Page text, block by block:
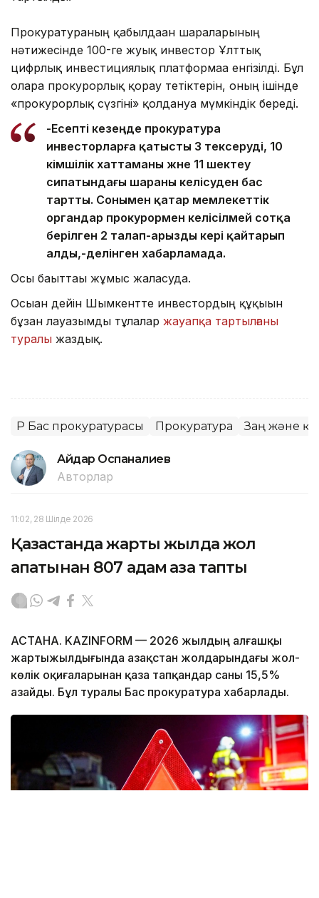
Прокуратураның қабылдаған шараларының
нәтижесінде 100-ге жуық инвестор Ұлттық
цифрлық инвестициялық платформаға енгізілді. Бұл
оларға прокурорлық қорғау тетіктерін, оның ішінде
«прокурорлық сүзгіні» қолдануға мүмкіндік береді.
-Есепті кезеңде прокуратура
инвесторларға қатысты 3 тексеруді, 10
әкімшілік хаттаманы және 11 шектеу
сипатындағы шараны келісуден бас
тартты. Сонымен қатар мемлекеттік
органдар прокурормен келісілмей сотқа
берілген 2 талап-арызды кері қайтарып
алды,-делінген хабарламада.
Осы бағыттағы жұмыс жалғасуда.
Осыған дейін Шымкентте инвестордың құқығын
бұзған лауазымды тұлғалар жауапқа тартылғаны
туралы жаздық.
ҚР Бас прокуратурасы Прокуратура Заң және
Айдар Оспаналиев
Авторлар
11:02, 28 Шілде 2026
Қазақстанда жарты жылда жол
апатынан 807 адам қаза тапты
АСТАНА. KAZINFORM — 2026 жылдың алғашқы
жартыжылдығында Қазақстан жолдарындағы жол-
көлік оқиғаларынан қаза тапқандар саны 15,5%
азайды. Бұл туралы Бас прокуратура хабарлады.